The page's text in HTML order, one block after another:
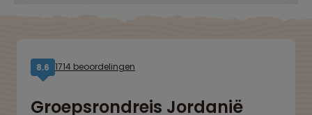
8,6 1714 beoordelingen
Groepsrondreis Jordanië